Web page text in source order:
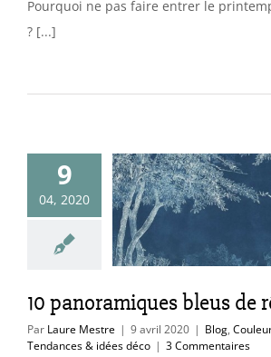
Pourquoi ne pas faire entrer le
? [...]
9
04, 2020
de rêve
& matières
10 panoramiques bleus de
Par Laure Mestre | 9 avril 2020 | Blog,
Tendances & idées déco | 3 Commentaires